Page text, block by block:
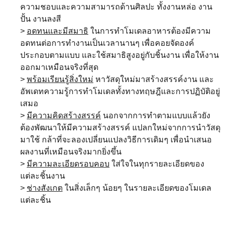
ความชอบและความสามารถด้านศิลปะ ทั้งงานหล่อ งาน
ปั้น งานลงสี
> อดทนและมีสมาธิ ในการทำโมเดลอาหารต้องมีความ
อดทนต่อการทำงานเป็นเวลานานๆ เพื่อคอยจัดองค์
ประกอบตามแบบ และใช้สมาธิสูงอยู่กับชิ้นงาน เพื่อให้งาน
ออกมาเหมือนจริงที่สุด
> พร้อมเรียนรู้สิ่งใหม่ หาวัสดุใหม่มาสร้างสรรค์งาน และ
อัพเดทความรู้การทำโมเดลทั้งทางทฤษฎีและการปฏิบัติอยู่
เสมอ
> มีความคิดสร้างสรรค์ นอกจากการทำตามแบบแล้วยัง
ต้องพัฒนาให้มีความสร้างสรรค์ แปลกใหม่จากการนำวัสดุ
มาใช้ กล้าที่จะลองเปลี่ยนแปลงวิธีการเดิมๆ เพื่อนำเสนอ
ผลงานที่เหมือนจริงมากยิ่งขึ้น
> มีความละเอียดรอบคอบ ใส่ใจในทุกรายละเอียดของ
แต่ละชิ้นงาน
> ช่างสังเกต ในสิ่งเล็กๆ น้อยๆ ในรายละเอียดของโมเดล
แต่ละชิ้น